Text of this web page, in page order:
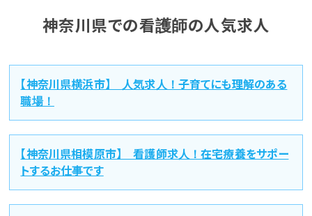
神奈川県での看護師の人気求人
【神奈川県横浜市】 人気求人！子育てにも理解のある
職場！
【神奈川県相模原市】 看護師求人！在宅療養をサポー
トするお仕事です